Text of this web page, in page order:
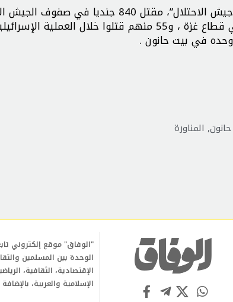
في بيت حانون .
, المناورة
"الوفاق" موقع إلكتروني
الوحدة بين المسلمين
الإقتصادية، الثقافية،
الإسلامية والعربية،